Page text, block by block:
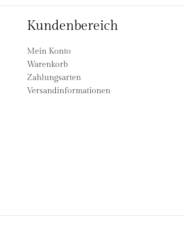
Kundenbereich
Mein Konto
Warenkorb
Zahlungsarten
Versandinformationen